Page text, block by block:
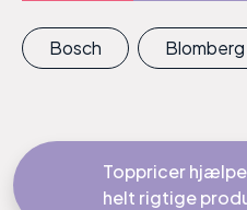
Bosch Blomberg
Toppricer
helt rigtige